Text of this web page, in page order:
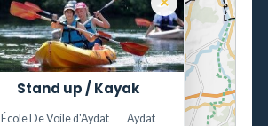
Stand up / Kayak
École De Voile d'Aydat Aydat